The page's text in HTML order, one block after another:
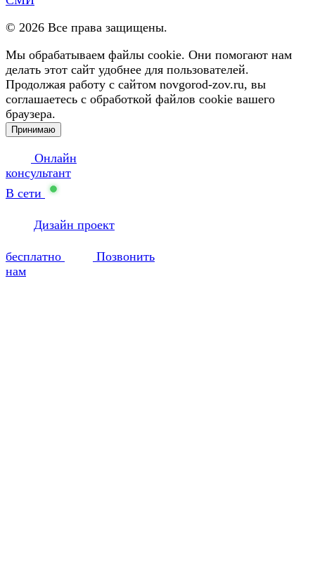
© 2026 Все права защищены.
Мы обрабатываем файлы cookie. Они помогают нам
делать этот сайт удобнее для пользователей.
Продолжая работу с сайтом novgorod-zov.ru, вы
соглашаетесь с обработкой файлов cookie вашего
браузера.
Принимаю
Онлайн
консультант
В сети
Дизайн проект
бесплатно
Позвонить
нам